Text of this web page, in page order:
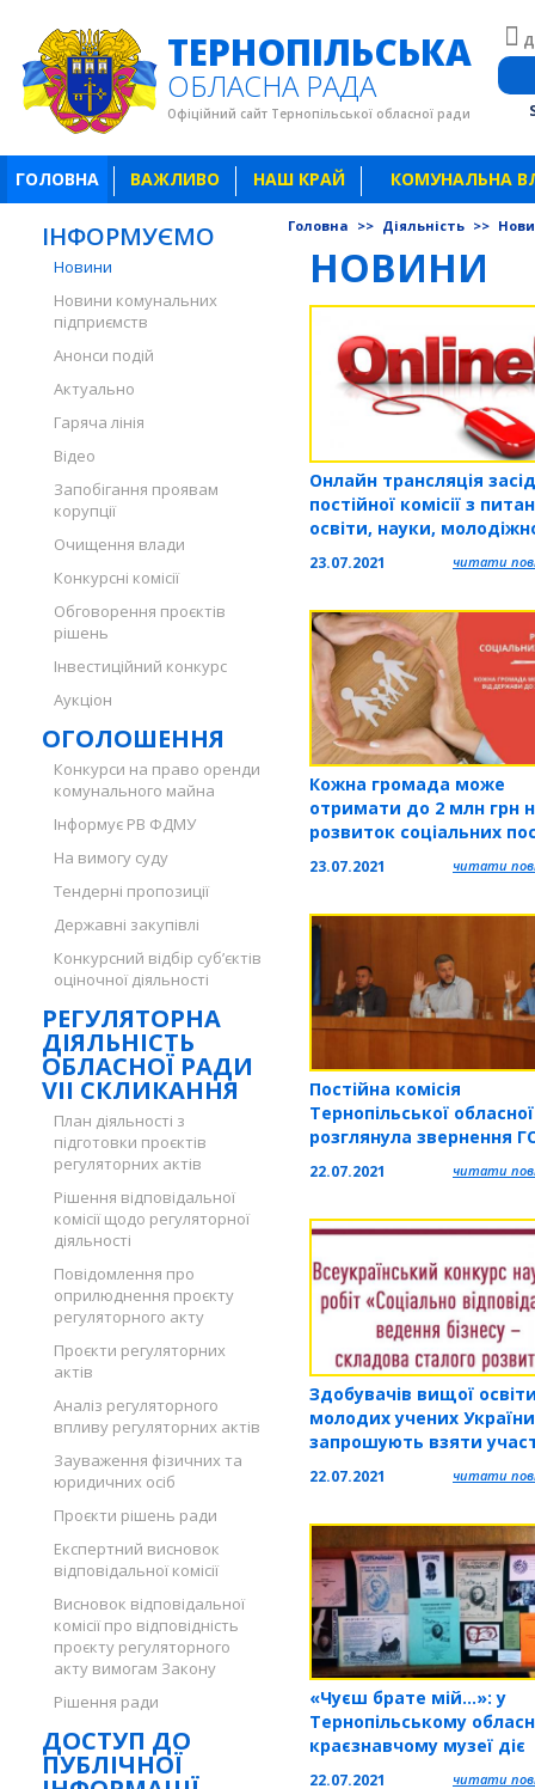
ТЕРНОПІЛЬСЬКА
ОБЛАСНА РАДА
Офіційний сайт Тернопільської обласної ради
ГОЛОВНА ВАЖЛИВО НАШ КРАЙ КОМУНАЛЬНА
ІНФОРМУЄМО
Новини
Новини комунальних
підприємств
Анонси подій
Актуально
Гаряча лінія
Відео
Запобігання проявам
корупції
Очищення влади
Конкурсні комісії
Обговорення проєктів
рішень
Інвестиційний конкурс
Аукціон
ОГОЛОШЕННЯ
Конкурси на право оренди
комунального майна
Інформує РВ ФДМУ
На вимогу суду
Тендерні пропозиції
Державні закупівлі
Конкурсний відбір суб’єктів
оціночної діяльності
РЕГУЛЯТОРНА
ДІЯЛЬНІСТЬ
ОБЛАСНОЇ РАДИ
VII СКЛИКАННЯ
План діяльності з
підготовки проєктів
регуляторних актів
Рішення відповідальної
комісії щодо регуляторної
діяльності
Повідомлення про
оприлюднення проєкту
регуляторного акту
Проєкти регуляторних
актів
Аналіз регуляторного
впливу регуляторних актів
Зауваження фізичних та
юридичних осіб
Проєкти рішень ради
Експертний висновок
відповідальної комісії
Висновок відповідальної
комісії про відповідність
проєкту регуляторного
акту вимогам Закону
Рішення ради
ДОСТУП ДО
ПУБЛІЧНОЇ
Головна >> Діяльність >>
НОВИНИ
Онлайн трансляція
постійної комісії з
освіти, науки,
спорту
23.07.2021 читати
Кожна громада може
отримати до 2 млн грн
розвиток соціальних
рамках пілотного
23.07.2021 читати
Постійна комісія
Тернопільської
розглянула звернення
«Об’єднання учасників
Тернопілля» щодо
Російської Федерації у
фестивалі «Файне
22.07.2021 читати
Здобувачів вищої
молодих учених України
запрошують взяти
наукових робіт
22.07.2021 читати
«Чуєш брате мій…»: у
Тернопільському
краєзнавчому музеї діє
виставка
22.07.2021 читати